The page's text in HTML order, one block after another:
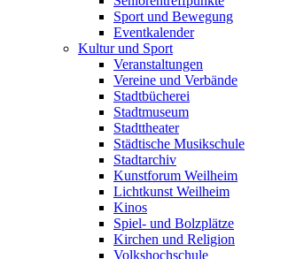
Sport und Bewegung
Eventkalender
Kultur und Sport
Veranstaltungen
Vereine und Verbände
Stadtbücherei
Stadtmuseum
Stadttheater
Städtische Musikschule
Stadtarchiv
Kunstforum Weilheim
Lichtkunst Weilheim
Kinos
Spiel- und Bolzplätze
Kirchen und Religion
Volkshochschule